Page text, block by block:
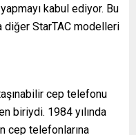
kabul ediyor. Bu
diğer StarTAC modelleri
cep telefonu
biriydi. 1984 yılında
cep telefonlarına